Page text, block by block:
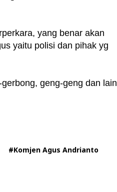
yang benar akan
yaitu polisi dan pihak yg
geng-geng dan lain
#Komjen Agus Andrianto